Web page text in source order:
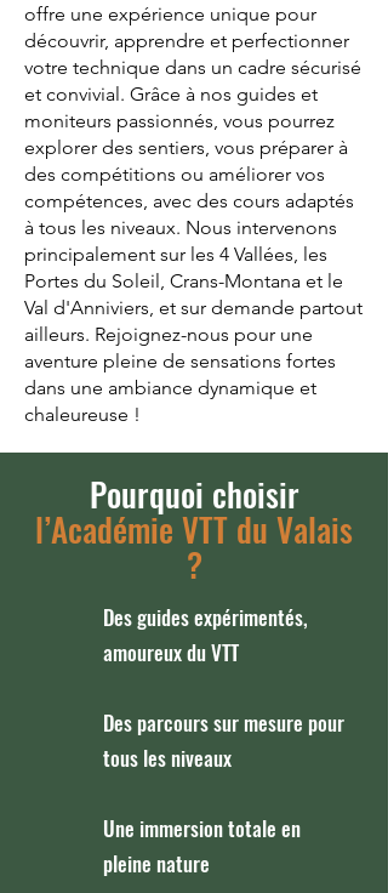
offre une expérience unique pour
découvrir, apprendre et perfectionner
votre technique dans un cadre sécurisé
et convivial. Grâce à nos guides et
moniteurs passionnés, vous pourrez
explorer des sentiers, vous préparer à
des compétitions ou améliorer vos
compétences, avec des cours adaptés
à tous les niveaux. Nous intervenons
principalement sur les 4 Vallées, les
Portes du Soleil, Crans-Montana et le
Val d'Anniviers, et sur demande partout
ailleurs. Rejoignez-nous pour une
aventure pleine de sensations fortes
dans une ambiance dynamique et
chaleureuse !
Pourquoi choisir
l’Académie VTT du Valais
?
Des guides expérimentés,
amoureux du VTT
Des parcours sur mesure pour
tous les niveaux
Une immersion totale en
pleine nature